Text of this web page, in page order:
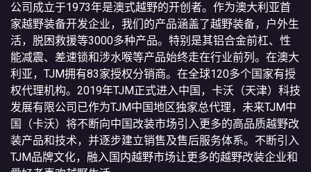
公司成立于1973年是澳式越野的开创者。作为澳大利亚首
家越野装备开发企业，我们的产品涵盖了越野装备，户外生
活，脱困救援等3000多种产品。特别是其铝合金前杠、性
能减震、差速锁和涉水喉等产品始终走在行业前列。在澳大
利亚，TJM拥有83家授权分销商。在全球120多个国家有授
权代理机构。2019年TJM正式进入中国，卡沃（天津）科技
发展有限公司已作为TJM中国地区独家总代理，未来TJM中
国（卡沃）将不断向中国改装市场引入更多的高品质越野改
装产品和技术，并逐步建立销售及售后服务体系。不断引入
TJM品牌文化，融入国内越野市场让更多的越野改装企业和